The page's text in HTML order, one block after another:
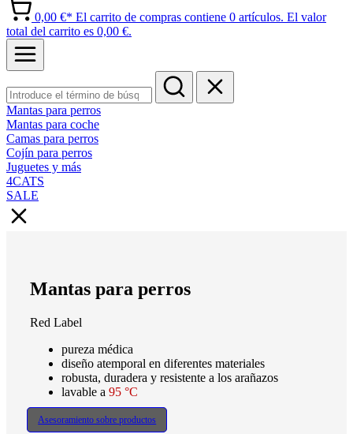
0,00 €* El carrito de compras contiene 0 artículos. El valor
total del carrito es 0,00 €.
Mantas para perros
Mantas para coche
Camas para perros
Cojín para perros
Juguetes y más
4CATS
SALE
Mantas para perros
Red Label
pureza médica
diseño atemporal en diferentes materiales
robusta, duradera y resistente a los arañazos
lavable a 95 °C
Asesoramiento sobre productos